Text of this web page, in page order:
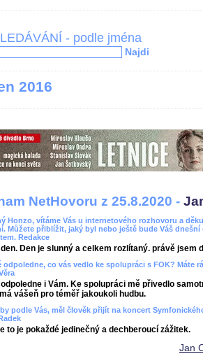
- podle jména
Najdi
2016
NetHovoru z 25.8.2020 -
Honzo, vítáme Vás u internetového rozhovoru a
Můžete přiblížit, jaký byl nebo ještě bude Váš dnešní
Redakce
Den je slunný a celkem rozlítaný. právě jsem
odpoledne, co vás vedlo ke spolupráci s FOK? Máte
odpoledne i Vám. Ke spolupráci mě přivedlo
vášeň pro téměř jakoukoli hudbu.
podle Vás, měl člověk přijít na koncert
to je pokaždé jedinečný a dechberoucí zážitek.
Jan